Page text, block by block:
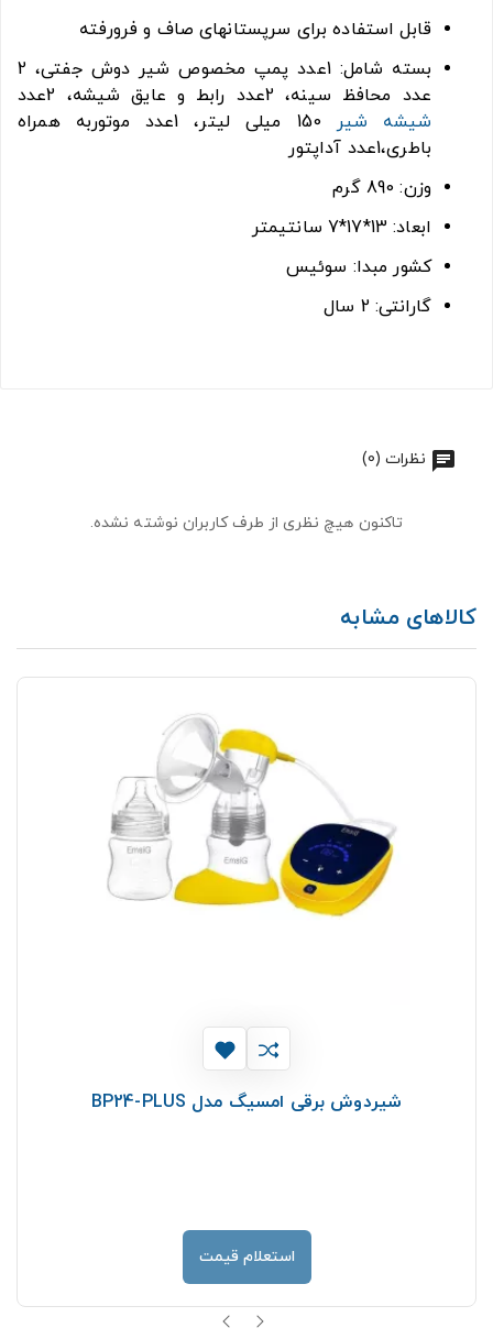
قابل استفاده برای سرپستانهای صاف و فرورفته
بسته شامل: 1عدد پمپ مخصوص شیر دوش جفتی، 2
عدد محافظ سینه، 2عدد رابط و عایق شیشه، 2عدد
شیشه شیر
150 میلی لیتر، 1عدد موتوربه همراه
باطری،1عدد آداپتور
وزن: 890 گرم
ابعاد: 13*17*7 سانتیمتر
کشور مبدا: سوئیس
گارانتی: 2 سال
نظرات (0)
تاکنون هیچ نظری از طرف کاربران نوشته نشده.
کالاهای مشابه
شيردوش برقی امسیگ مدل BP24-PLUS
استعلام قیمت